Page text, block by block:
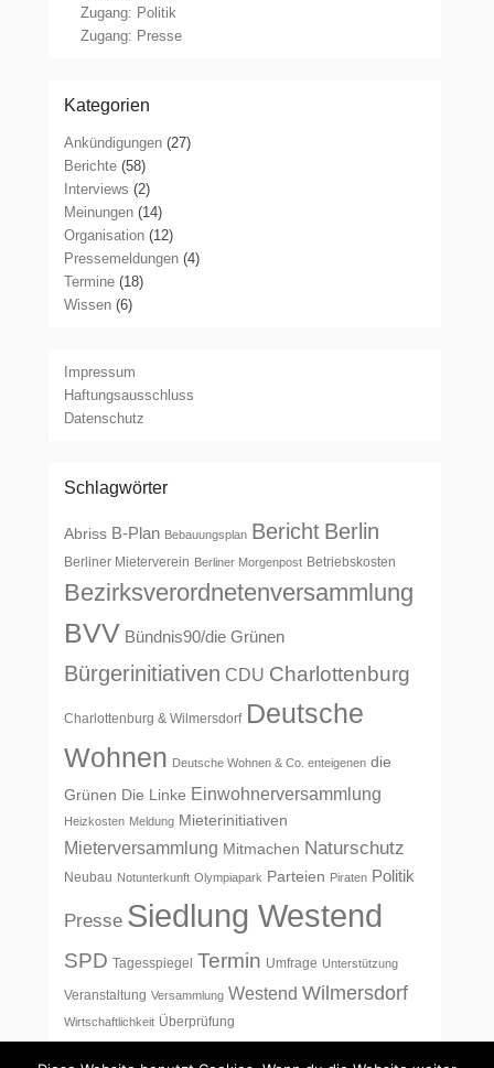
Zugang: Politik
Zugang: Presse
Kategorien
Ankündigungen (27)
Berichte (58)
Interviews (2)
Meinungen (14)
Organisation (12)
Pressemeldungen (4)
Termine (18)
Wissen (6)
Impressum
Haftungsausschluss
Datenschutz
Schlagwörter
Abriss B-Plan Bebauungsplan Bericht Berlin
Berliner Mieterverein Berliner Morgenpost Betriebskosten
Bezirksverordnetenversammlung
BVV Bündnis90/die Grünen
Bürgerinitiativen CDU Charlottenburg
Charlottenburg & Wilmersdorf Deutsche
Wohnen Deutsche Wohnen & Co. enteigenen die
Grünen Die Linke Einwohnerversammlung
Heizkosten Meldung Mieterinitiativen
Mieterversammlung Mitmachen Naturschutz
Neubau Notunterkunft Olympiapark Parteien Piraten Politik
Presse Siedlung Westend
SPD Tagesspiegel Termin Umfrage Unterstützung
Veranstaltung Versammlung Westend Wilmersdorf
Wirtschaftlichkeit Überprüfung